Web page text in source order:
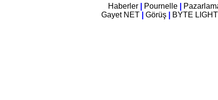
Haberler Pournelle
Gayet NET
Görüş BYTE